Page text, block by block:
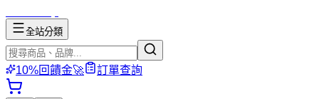
全站分類
10%回饋金🚀 訂單查詢